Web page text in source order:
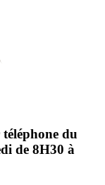
du
de 8H30 à